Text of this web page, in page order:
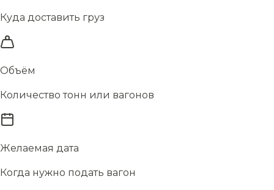
Куда доставить груз
Объём
Количество тонн или вагонов
Желаемая дата
Когда нужно подать вагон